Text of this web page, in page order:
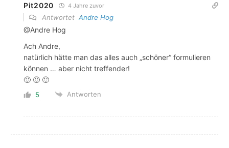
Pit2020 4 Jahre zuvor
Antwortet Andre Hog
@Andre Hog
Ach Andre,
natürlich hätte man das alles auch „schöner“ formulieren
können … aber nicht treffender!
🙂 🙂 🙂
5 Antworten